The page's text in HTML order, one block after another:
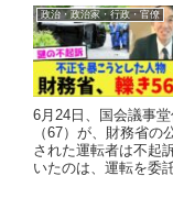
政治・政治家・行政・官僚
6月24日、国会議事
（67）が、財務省
された運転者は不起
いたのは、運転を委